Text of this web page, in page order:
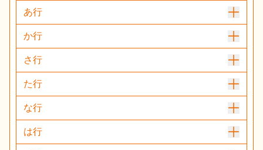
あ行
か行
さ行
た行
な行
は行